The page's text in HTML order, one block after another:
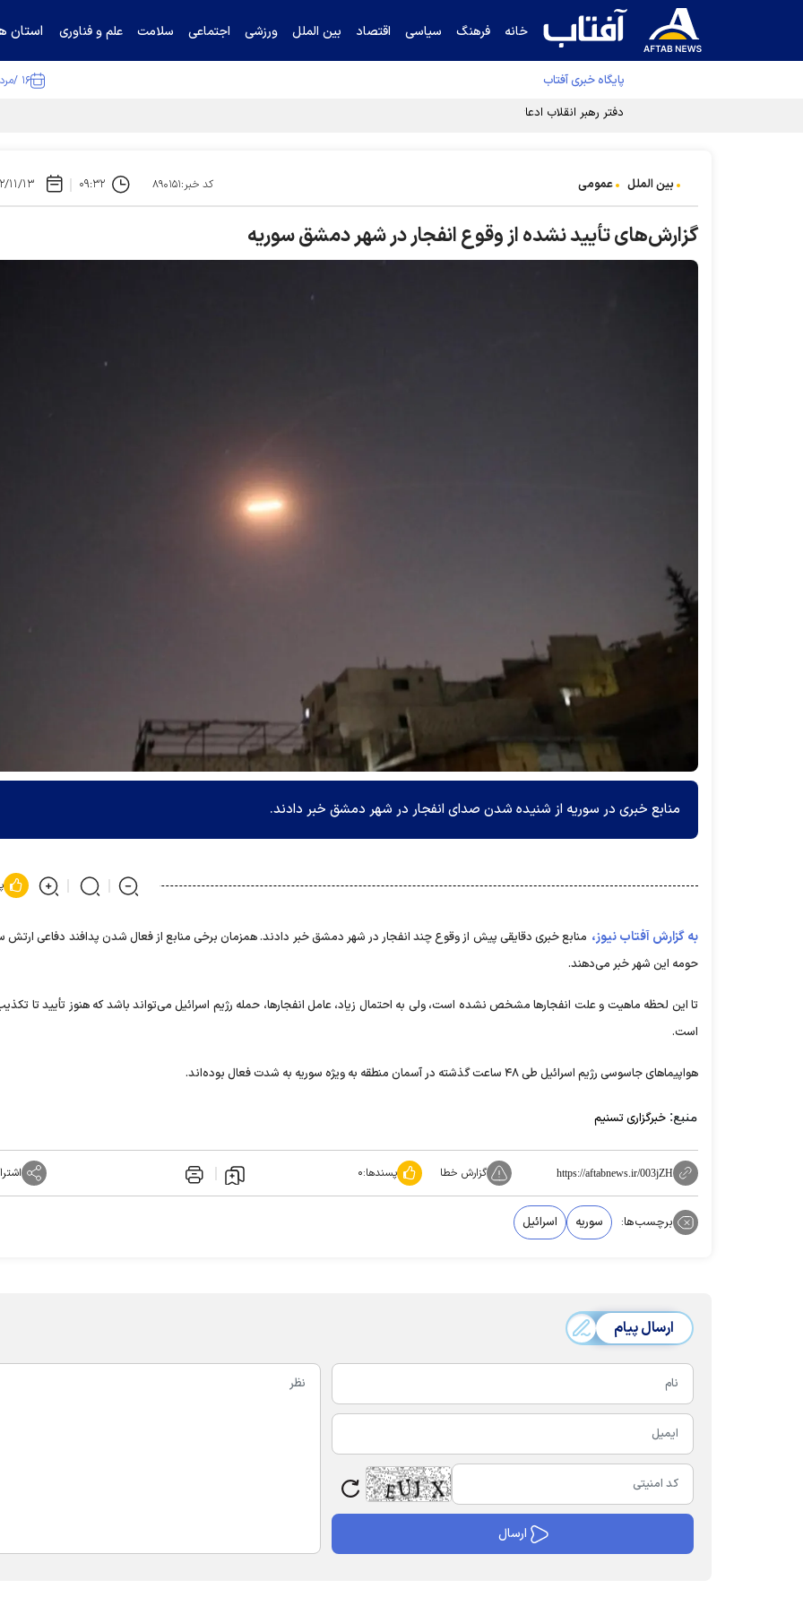
خانه فرهنگ سیاسی اقتصاد بین الملل ورزشی اجتماعی سلامت علم و فناوری استان
پایگاه خبری آفتاب ۱۶ /مرداد /۱۴۰۵
دفتر رهبر انقلاب ادعای خرازی درباره پزشکیان را تکذیب کرد
بین الملل عمومی کد خبر:۸۹۰۱۵۱ ۰۹:۳۲ ۱۴۰۲/
گزارش‌های تأیید نشده از وقوع انفجار در شهر دمشق سوریه
منابع خبری در سوریه از شنیده شدن صدای انفجار در شهر دمشق خبر دادند.
به گزارش آفتاب نیوز، منابع خبری دقایقی پیش از وقوع چند انفجار در شهر دمشق خبر دادند. همزمان برخی منابع از فعال شدن پدافند دفاعی ارتش
حومه این شهر خبر می‌دهند.
تا این لحظه ماهیت و علت انفجار‌ها مشخص نشده است، ولی به احتمال زیاد، عامل انفجارها، حمله رژیم اسرائیل می‌تواند باشد که هنوز تأیید تا
است.
هواپیما‌های جاسوسی رژیم اسرائیل طی ۴۸ ساعت گذشته در آسمان منطقه به ویژه سوریه به شدت فعال بوده‌اند.
منبع: خبرگزاری تسنیم
https://aftabnews.ir/003jZH گزارش خطا پسندها:۰
برچسب‌ها: سوریه اسرائیل
ارسال پیام